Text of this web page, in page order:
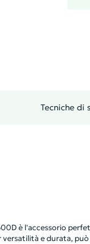
Tecniche di
è l'accessorio
e durata,